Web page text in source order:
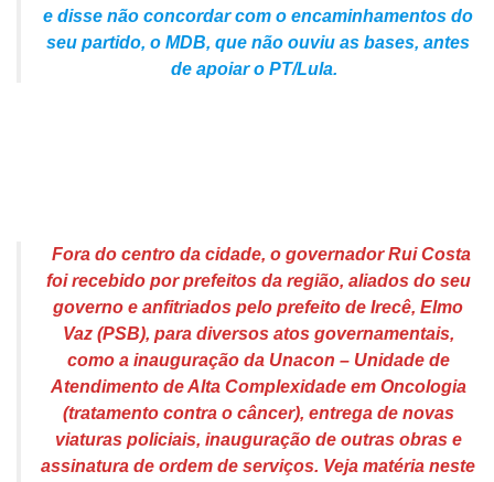
e disse não concordar com o encaminhamentos do
seu partido, o MDB, que não ouviu as bases, antes
de apoiar o PT/Lula.
Fora do centro da cidade, o governador Rui Costa
foi recebido por prefeitos da região, aliados do seu
governo e anfitriados pelo prefeito de Irecê, Elmo
Vaz (PSB), para diversos atos governamentais,
como a inauguração da Unacon – Unidade de
Atendimento de Alta Complexidade em Oncologia
(tratamento contra o câncer), entrega de novas
viaturas policiais, inauguração de outras obras e
assinatura de ordem de serviços. Veja matéria neste